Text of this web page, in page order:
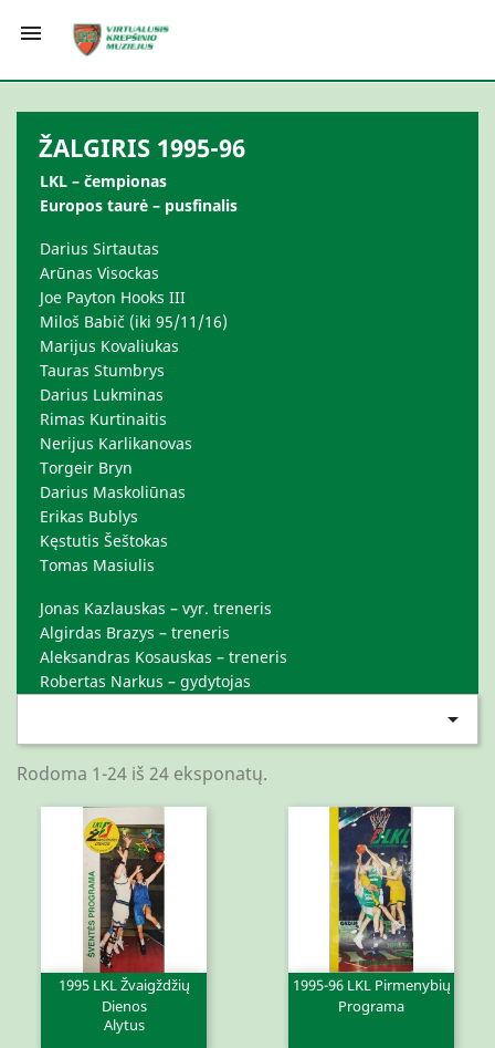

ŽALGIRIS 1995-96
LKL – čempionas
Europos taurė – pusfinalis
Darius Sirtautas
Arūnas Visockas
Joe Payton Hooks III
Miloš Babič (iki 95/11/16)
Marijus Kovaliukas
Tauras Stumbrys
Darius Lukminas
Rimas Kurtinaitis
Nerijus Karlikanovas
Torgeir Bryn
Darius Maskoliūnas
Erikas Bublys
Kęstutis Šeštokas
Tomas Masiulis
Jonas Kazlauskas – vyr. treneris
Algirdas Brazys – treneris
Aleksandras Kosauskas – treneris
Robertas Narkus – gydytojas

Rodoma 1-24 iš 24 eksponatų.
1995 LKL Žvaigždžių
Dienos
Alytus
1995-96 LKL Pirmenybių
Programa